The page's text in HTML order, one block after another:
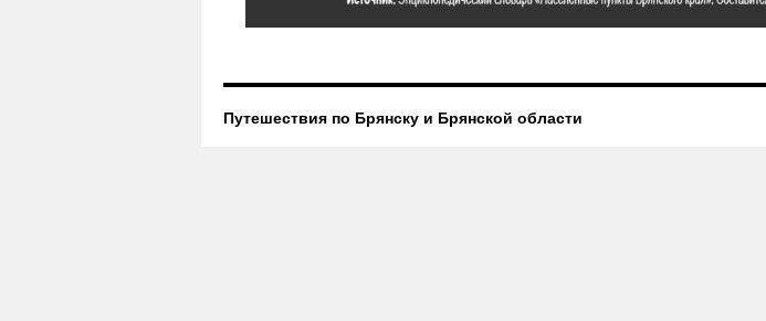
Путешествия по Брянску и Брянской области